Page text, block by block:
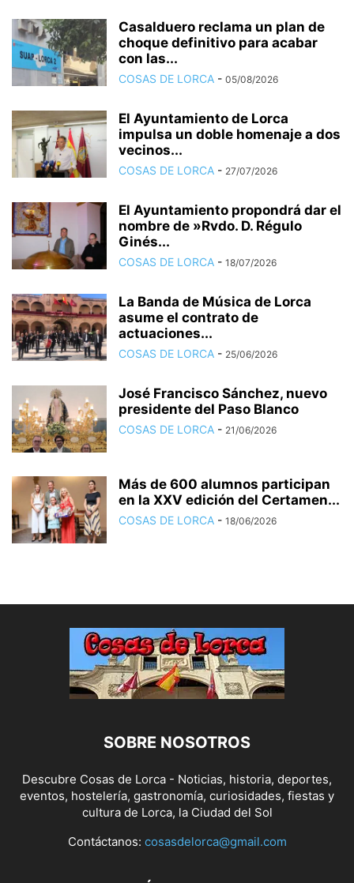
Casalduero reclama un plan de
choque definitivo para acabar
con las...
COSAS DE LORCA - 05/08/2026
El Ayuntamiento de Lorca
impulsa un doble homenaje a dos
vecinos...
COSAS DE LORCA - 27/07/2026
El Ayuntamiento propondrá dar el
nombre de »Rvdo. D. Régulo
Ginés...
COSAS DE LORCA - 18/07/2026
La Banda de Música de Lorca
asume el contrato de
actuaciones...
COSAS DE LORCA - 25/06/2026
José Francisco Sánchez, nuevo
presidente del Paso Blanco
COSAS DE LORCA - 21/06/2026
Más de 600 alumnos participan
en la XXV edición del Certamen...
COSAS DE LORCA - 18/06/2026
SOBRE NOSOTROS
Descubre Cosas de Lorca - Noticias, historia, deportes,
eventos, hostelería, gastronomía, curiosidades, fiestas y
cultura de Lorca, la Ciudad del Sol
Contáctanos: cosasdelorca@gmail.com